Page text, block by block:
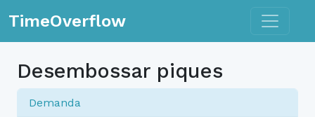
TimeOverflow Toggle
Desembossar piques
Demanda